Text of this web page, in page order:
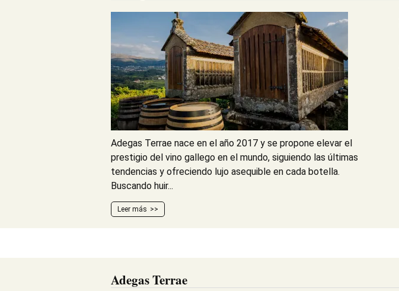
Adegas Terrae nace en el año 2017 y se propone elevar el
prestigio del vino gallego en el mundo, siguiendo las últimas
tendencias y ofreciendo lujo asequible en cada botella.
Buscando huir...
Leer más
Adegas Terrae